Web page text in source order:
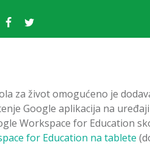
za život omogućeno je
Google aplikacija na
Workspace for Education
for Education na tablete